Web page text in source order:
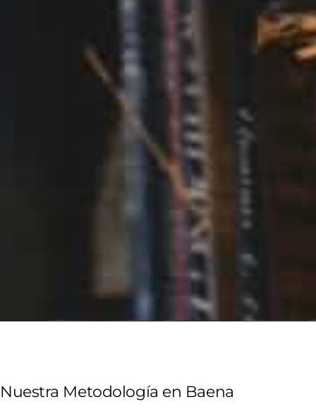
Nuestra Metodología en Baena